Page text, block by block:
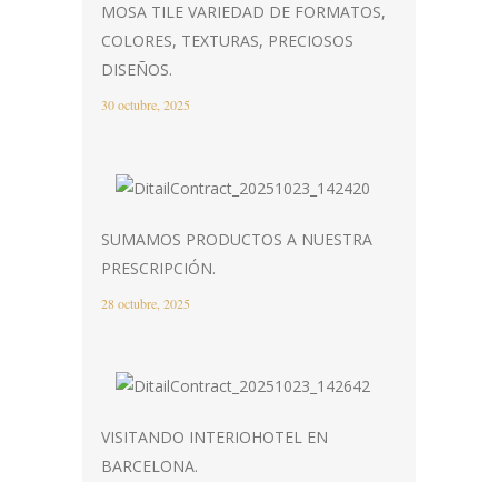
MOSA TILE VARIEDAD DE FORMATOS,
COLORES, TEXTURAS, PRECIOSOS
DISEÑOS.
30 octubre, 2025
SUMAMOS PRODUCTOS A NUESTRA
PRESCRIPCIÓN.
28 octubre, 2025
VISITANDO INTERIOHOTEL EN
BARCELONA.